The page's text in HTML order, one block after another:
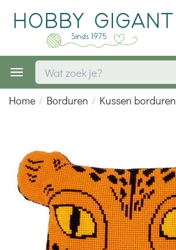
Home / Borduren / Kussen borduren